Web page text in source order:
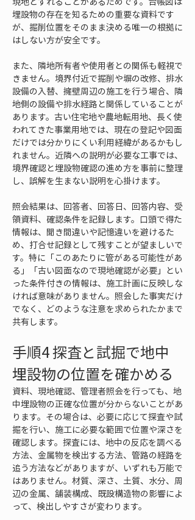
埋設物の存在を知るための重要な資料です
が、掘削位置をそのまま決める唯一の根拠に
はしない方が安全です。
また、隣地所有者や使用者との関係も軽視で
きません。境界付近で掘削や塀の改修、排水
設備の入替、擁壁周辺の施工を行う場合、隣
地側の設備や排水経路と関係していることが
あります。古い住宅地や農地転用地、長く使
われてきた事業用地では、現在の登記や図面
だけでは分かりにくい利用経緯があるかもし
れません。近隣への説明が必要な工事では、
境界確認と埋設物確認の進め方を事前に整理
し、誤解を生まない説明を心掛けます。
照会結果は、回答者、回答日、回答内容、受
領資料、確認条件を記録します。口頭で得た
情報は、聞き間違いや記憶違いを避けるた
め、打合せ記録として残すことが望ましいで
す。特に「このあたりに管がある可能性があ
る」「古い図面なので現地確認が必要」とい
った条件付きの情報は、施工計画に反映しな
ければ意味がありません。照会した事実だけ
でなく、どのような注意を求められたかまで
共有します。
手順4 探査と試掘で地中
埋設物の位置を確かめる
資料、現地確認、管理者照会を行っても、地
中埋設物の正確な位置が分からないことがあ
ります。その場合は、必要に応じて探査や試
掘を行い、施工に必要な範囲で位置や深さを
確認します。探査には、地中の反応を調べる
方法、金属物を検出する方法、管路の経路を
追う方法などがありますが、いずれも万能で
はありません。材質、深さ、土質、水分、周
辺の金属、舗装構成、既設構造物の影響によ
って、検出しやすさが変わります。